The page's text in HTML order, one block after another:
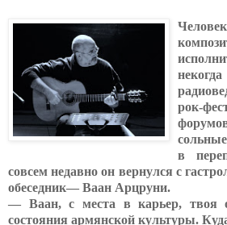
рок-
в
совсем недавно он вернулся с
обеседник— Ваан Арцруни.
— Ваан, с места в карьер, твоя
состояния армянской культуры.